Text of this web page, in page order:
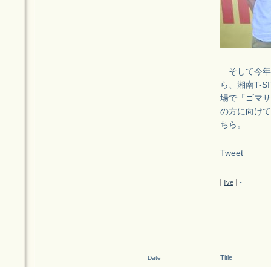
そして今年
ら、湘南T-
場で「ゴマ
の方に向け
ちら。
Tweet
live -
Date Title